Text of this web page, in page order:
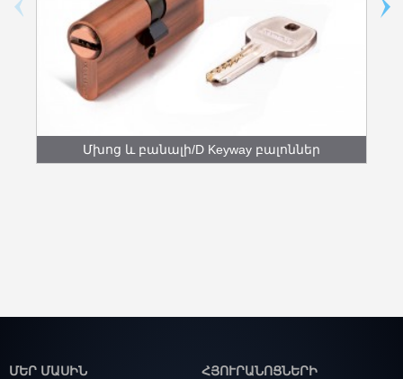
Մխոց և բանալի/D Keyway բալոններ
ՄԵՐ ՄԱՍԻՆ
ՀՅՈՒՐԱՆՈՑՆԵՐԻ